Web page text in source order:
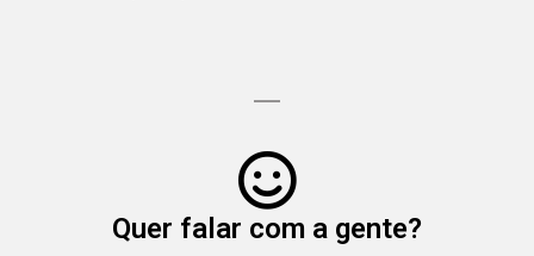
Quer falar com a gente?